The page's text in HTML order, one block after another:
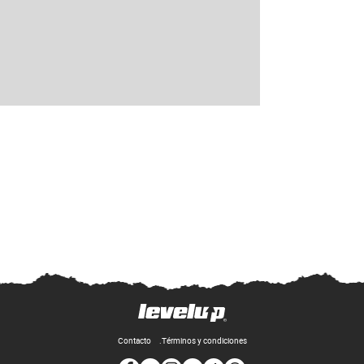
Contacto Términos y condiciones